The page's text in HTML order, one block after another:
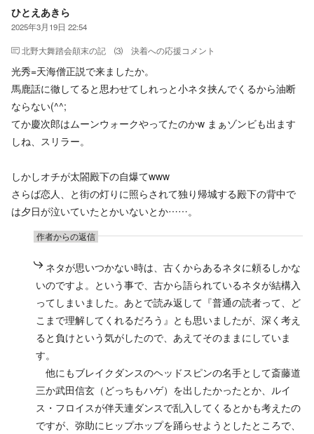
ひとえあきら
2025年3月19日 22:54
北野大舞踏会顛末の記 ⑶ 決着への応援コメント
光秀=天海僧正説で来ましたか。
馬鹿話に徹してると思わせてしれっと小ネタ挟んでくるから油断
ならない(^^;
てか慶次郎はムーンウォークやってたのかw まぁゾンビも出ます
しね、スリラー。
しかしオチが太閤殿下の自爆てwww
さらば恋人、と街の灯りに照らされて独り帰城する殿下の背中で
は夕日が泣いていたとかいないとか……。
作者からの返信
ネタが思いつかない時は、古くからあるネタに頼るしかな
いのですよ。という事で、古から語られているネタが結構入
ってしまいました。あとで読み返して『普通の読者って、ど
こまで理解してくれるだろう』とも思いましたが、深く考え
ると負けという気がしたので、あえてそのままにしていま
す。
他にもブレイクダンスのヘッドスピンの名手として斎藤道
三か武田信玄（どっちもハゲ）を出したかったとか、ルイ
ス・フロイスが伴天連ダンスで乱入してくるとかも考えたの
ですが、弥助にヒップホップを踊らせようとしたところで、